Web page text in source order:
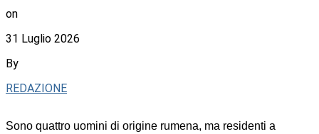
on
31 Luglio 2026
By
REDAZIONE
Sono quattro uomini di origine rumena, ma residenti a